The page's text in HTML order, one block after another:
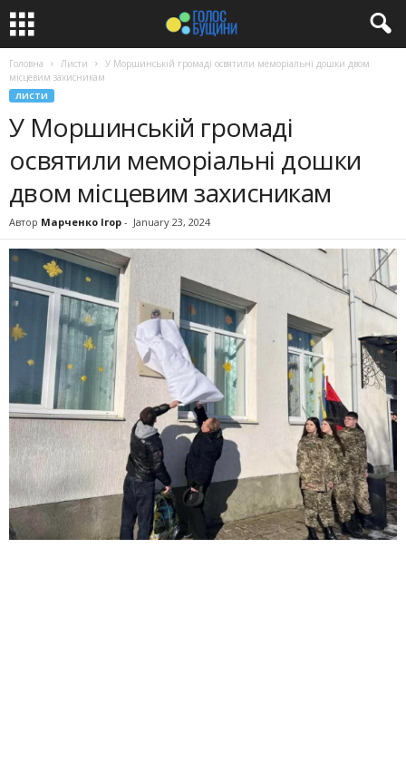
Головна Листи
У Моршинській громаді освятили меморіальні дошки двом
місцевим захисникам
ЛИСТИ
У Моршинській громаді
освятили меморіальні дошки
двом місцевим захисникам
Автор Марченко Ігор - January 23, 2024